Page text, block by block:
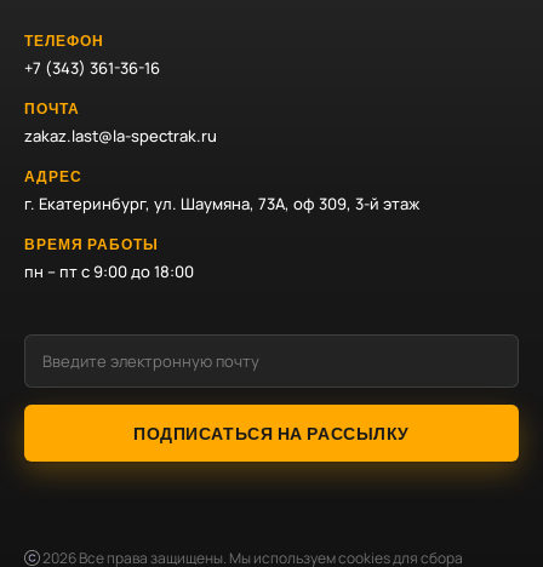
ТЕЛЕФОН
+7 (343) 361-36-16
ПОЧТА
zakaz.last@la-spectrak.ru
АДРЕС
г. Екатеринбург, ул. Шаумяна, 73А, оф 309, 3-й этаж
ВРЕМЯ РАБОТЫ
пн – пт с 9:00 до 18:00
ПОДПИСАТЬСЯ НА РАССЫЛКУ
2026Все права защищены. Мы используем cookies для сбора